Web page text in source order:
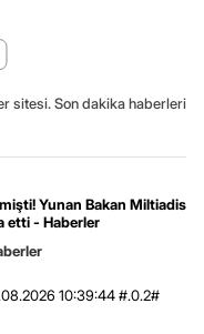
sitesi. Son dakika haberleri
Yunan Bakan Miltiadis
etti - Haberler
10:39:44 #.0.2#